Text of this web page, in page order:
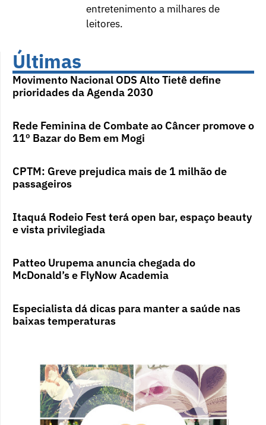
entretenimento a milhares de
leitores.
Últimas
Movimento Nacional ODS Alto Tietê define
prioridades da Agenda 2030
Rede Feminina de Combate ao Câncer promove o
11º Bazar do Bem em Mogi
CPTM: Greve prejudica mais de 1 milhão de
passageiros
Itaquá Rodeio Fest terá open bar, espaço beauty
e vista privilegiada
Patteo Urupema anuncia chegada do
McDonald’s e FlyNow Academia
Especialista dá dicas para manter a saúde nas
baixas temperaturas